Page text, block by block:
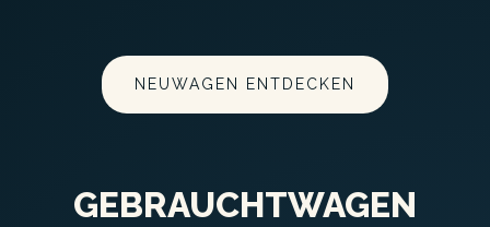
NEUWAGEN ENTDECKEN
GEBRAUCHTWAGEN